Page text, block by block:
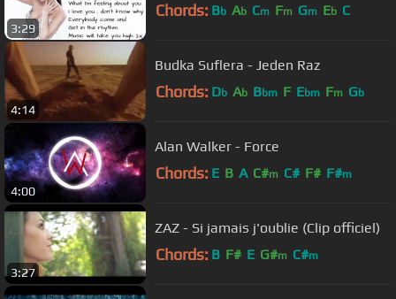
3:29
Chords: Bb Ab Cm Fm Gm Eb C
4:14
Budka Suflera - Jeden Raz
Chords: Db Ab Bbm F Ebm Fm Gb
4:00
Alan Walker - Force
Chords: E B A C#m C# F# F#m
3:27
ZAZ - Si jamais j'oublie (Clip officiel)
Chords: B F# E G#m C#m